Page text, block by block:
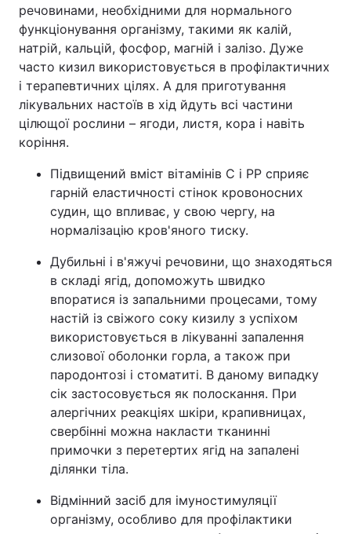
речовинами, необхідними для нормального
функціонування організму, такими як калій,
натрій, кальцій, фосфор, магній і залізо. Дуже
часто кизил використовується в профілактичних
і терапевтичних цілях. А для приготування
лікувальних настоїв в хід йдуть всі частини
цілющої рослини – ягоди, листя, кора і навіть
коріння.
Підвищений вміст вітамінів С і РР сприяє
гарній еластичності стінок кровоносних
судин, що впливає, у свою чергу, на
нормалізацію кров'яного тиску.
Дубильні і в'яжучі речовини, що знаходяться
в складі ягід, допоможуть швидко
впоратися із запальними процесами, тому
настій із свіжого соку кизилу з успіхом
використовується в лікуванні запалення
слизової оболонки горла, а також при
пародонтозі і стоматиті. В даному випадку
сік застосовується як полоскання. При
алергічних реакціях шкіри, крапивницах,
свербінні можна накласти тканинні
примочки з перетертих ягід на запалені
ділянки тіла.
Відмінний засіб для імуностимуляції
організму, особливо для профілактики